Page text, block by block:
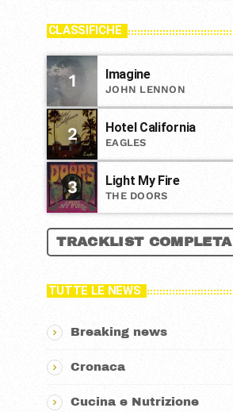
CLASSIFICHE
1 Imagine
JOHN LENNON
2 Hotel California
EAGLES
3 Light My Fire
THE DOORS
TRACKLIST COMPLETA
TUTTE LE NEWS
Breaking news
Cronaca
Cucina e Nutrizione